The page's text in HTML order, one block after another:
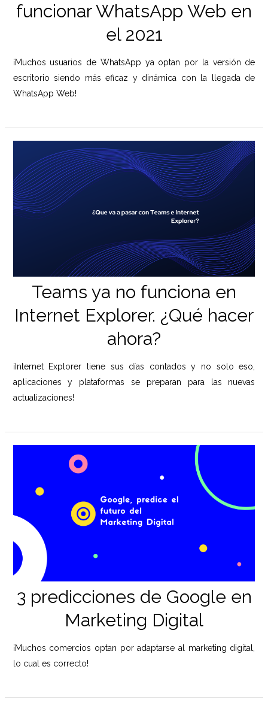
funcionar WhatsApp Web en
el 2021
¡Muchos usuarios de WhatsApp ya optan por la versión de
escritorio siendo más eficaz y dinámica con la llegada de
WhatsApp Web!
Teams ya no funciona en
Internet Explorer. ¿Qué hacer
ahora?
¡Internet Explorer tiene sus días contados y no solo eso,
aplicaciones y plataformas se preparan para las nuevas
actualizaciones!
3 predicciones de Google en
Marketing Digital
¡Muchos comercios optan por adaptarse al marketing digital,
lo cual es correcto!